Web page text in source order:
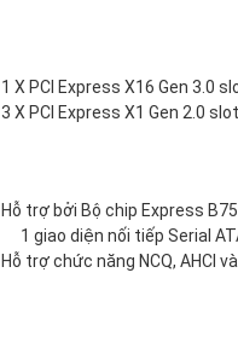
1 X PCI Express X16 Gen 3.0
3 X PCI Express X1 Gen 2.0
Hỗ trợ bởi Bộ chip Express B75
1 giao diện nối tiếp Serial
Hỗ trợ chức năng NCQ, AHCI